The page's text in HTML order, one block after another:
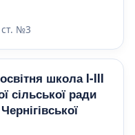
ст. №3
школа I-III
сільської ради